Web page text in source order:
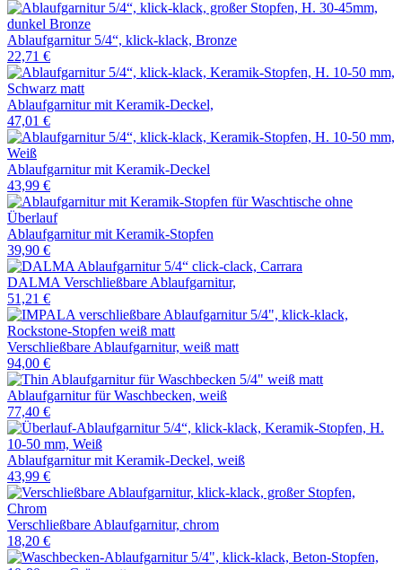
Ablaufgarnitur 5/4“, klick-klack, Bronze
22,71 €
Ablaufgarnitur mit Keramik-Deckel,
47,01 €
Ablaufgarnitur mit Keramik-Deckel
43,99 €
Ablaufgarnitur mit Keramik-Stopfen
39,90 €
DALMA Verschließbare Ablaufgarnitur,
51,21 €
Verschließbare Ablaufgarnitur, weiß matt
94,00 €
Ablaufgarnitur für Waschbecken, weiß
77,40 €
Ablaufgarnitur mit Keramik-Deckel, weiß
43,99 €
Verschließbare Ablaufgarnitur, chrom
18,20 €